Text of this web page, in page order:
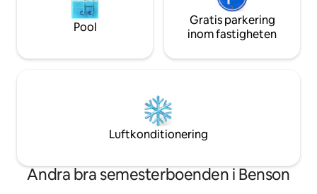
Pool
Gratis parkering
inom fastigheten
Luftkonditionering
Andra bra semesterboenden i Benson